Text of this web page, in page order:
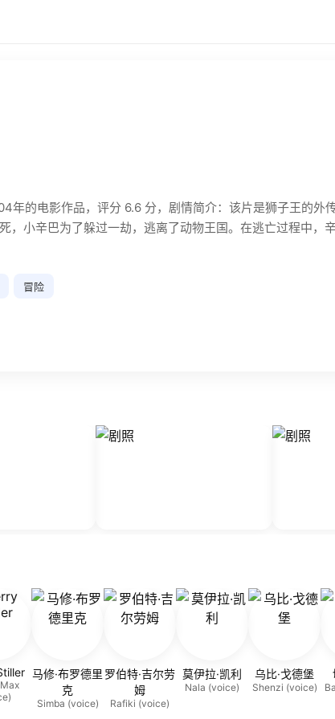
年的电影作品，评分 6.6 分，剧情简介：该片是狮子王的
，小辛巴为了躲过一劫，逃离了动物王国。在逃亡过程中
冒险
马修·布罗德里
克
Simba (voice)
罗伯特·吉尔劳
姆
Rafiki (voice)
莫伊拉·凯利
Nala (voice)
乌比·戈德堡
Shenzi (voice)